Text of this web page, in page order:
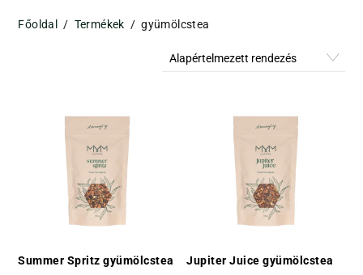
Főoldal / Termékek / gyümölcstea
Summer Spritz gyümölcstea
Jupiter Juice gyümölcstea